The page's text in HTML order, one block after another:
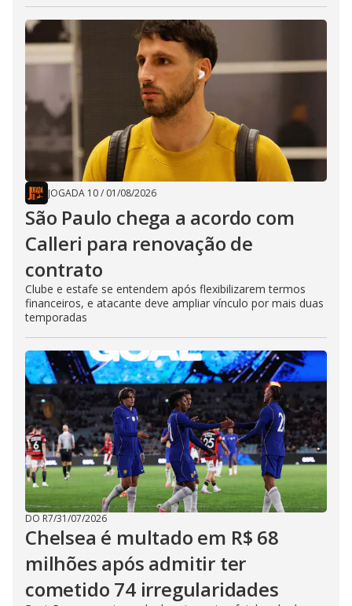
JOGADA 10/ 01/08/2026
São Paulo chega a acordo com
Calleri para renovação de
contrato
Clube e estafe se entendem após flexibilizarem termos
financeiros, e atacante deve ampliar vínculo por mais duas
temporadas
DO R7/31/07/2026
Chelsea é multado em R$ 68
milhões após admitir ter
cometido 74 irregularidades